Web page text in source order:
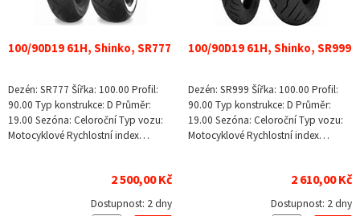
100/90D19 61H, Shinko, SR777
Dezén: SR777 Šířka: 100.00 Profil:
90.00 Typ konstrukce: D Průměr:
19.00 Sezóna: Celoroční Typ vozu:
Motocyklové Rychlostní index…
2 500,00 Kč
Dostupnost: 2 dny
100/90D19 61H, Shinko, SR999
Dezén: SR999 Šířka: 100.00 Profil:
90.00 Typ konstrukce: D Průměr:
19.00 Sezóna: Celoroční Typ vozu:
Motocyklové Rychlostní index…
2 610,00 Kč
Dostupnost: 2 dny